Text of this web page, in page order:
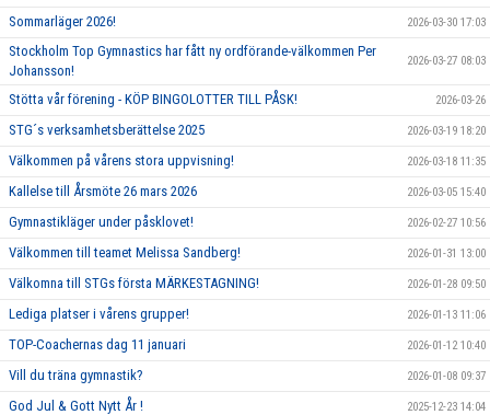
Sommarläger 2026! 2026-03-30 17:03
Stockholm Top Gymnastics har fått ny ordförande-välkommen Per
Johansson!
2026-03-27 08:03
Stötta vår förening - KÖP BINGOLOTTER TILL PÅSK! 2026-03-26
STG´s verksamhetsberättelse 2025 2026-03-19 18:20
Välkommen på vårens stora uppvisning! 2026-03-18 11:35
Kallelse till Årsmöte 26 mars 2026 2026-03-05 15:40
Gymnastikläger under påsklovet! 2026-02-27 10:56
Välkommen till teamet Melissa Sandberg! 2026-01-31 13:00
Välkomna till STGs första MÄRKESTAGNING! 2026-01-28 09:50
Lediga platser i vårens grupper! 2026-01-13 11:06
TOP-Coachernas dag 11 januari 2026-01-12 10:40
Vill du träna gymnastik? 2026-01-08 09:37
God Jul & Gott Nytt År ! 2025-12-23 14:04